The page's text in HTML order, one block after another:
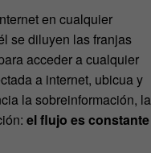
en cualquier
se diluyen las franjas
acceder a cualquier
a internet, ubicua y
la sobreinformación, la
el flujo es constante